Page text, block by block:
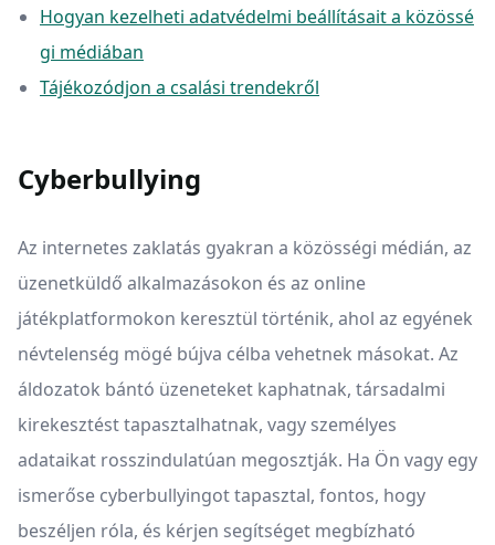
Hogyan kezelheti adatvédelmi beállításait a közössé
gi médiában
Tájékozódjon a csalási trendekről
Cyberbullying
Az internetes zaklatás gyakran a közösségi médián, az
üzenetküldő alkalmazásokon és az online
játékplatformokon keresztül történik, ahol az egyének
névtelenség mögé bújva célba vehetnek másokat. Az
áldozatok bántó üzeneteket kaphatnak, társadalmi
kirekesztést tapasztalhatnak, vagy személyes
adataikat rosszindulatúan megosztják. Ha Ön vagy egy
ismerőse cyberbullyingot tapasztal, fontos, hogy
beszéljen róla, és kérjen segítséget megbízható